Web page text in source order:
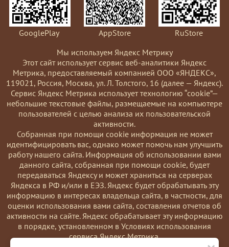
GooglePlay AppStore
RuStore
Мы используем Яндекс Метрику
Этот сайт использует сервис веб-аналитики Яндекс
Метрика, предоставляемый компанией ООО «ЯНДЕКС»,
119021, Россия, Москва, ул. Л. Толстого, 16 (далее — Яндекс).
Сервис Яндекс Метрика использует технологию “cookie”—
небольшие текстовые файлы, размещаемые на компьютере
пользователей с целью анализа их пользовательской
активности.
Coбранная при помощи cookie информация не может
идентифицировать вас, однако может помочь нам улучшить
работу нашего сайта. Информация об использовании вами
данного сайта, собранная при помощи cookie, будет
передаваться Яндексу и может храниться на серверах
Яндекса в РФ и/или в ЕЭЗ. Яндекс будет обрабатывать эту
информацию в интересах владельца сайта, в частности, для
оценки использования вами сайта, составления отчетов об
активности на сайте. Яндекс обрабатывает эту информацию
в порядке, установленном в Условиях использования
сервиса Яндекс Метрика.